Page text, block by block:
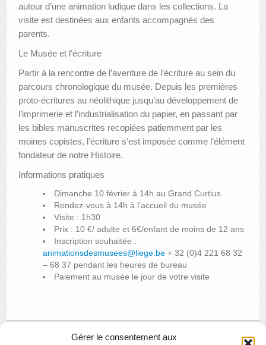
Gérer le consentement aux
autour d’une animation ludique dans les collections. La
visite est destinées aux enfants accompagnés des
parents.
Le Musée et l’écriture
Partir à la rencontre de l’aventure de l’écriture au sein du
parcours chronologique du musée. Depuis les premières
proto-écritures au néolithique jusqu’au développement de
l’imprimerie et l’industrialisation du papier, en passant par
les bibles manuscrites recopiées patiemment par les
moines copistes, l’écriture s’est imposée comme l’élément
fondateur de notre Histoire.
Informations pratiques
Dimanche 10 février à 14h au Grand Curtius
Rendez-vous à 14h à l’accueil du musée
Visite : 1h30
Prix : 10 €/ adulte et 6€/enfant de moins de 12 ans
Inscription souhaitée :
animationsdesmusees@liege.be+ 32 (0)4 221 68 32
– 68 37 pendant les heures de bureau
Paiement au musée le jour de votre visite